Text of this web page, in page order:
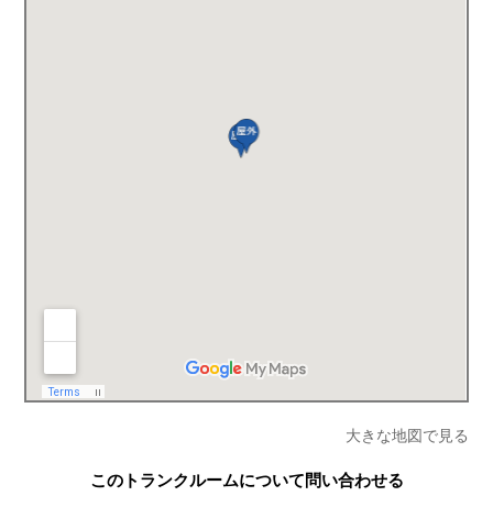
大きな地図で見る
このトランクルームについて問い合わせる